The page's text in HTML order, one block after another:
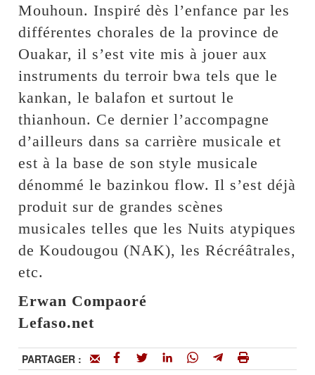
Mouhoun. Inspiré dès l’enfance par les
différentes chorales de la province de
Ouakar, il s’est vite mis à jouer aux
instruments du terroir bwa tels que le
kankan, le balafon et surtout le
thianhoun. Ce dernier l’accompagne
d’ailleurs dans sa carrière musicale et
est à la base de son style musicale
dénommé le bazinkou flow. Il s’est déjà
produit sur de grandes scènes
musicales telles que les Nuits atypiques
de Koudougou (NAK), les Récréâtrales,
etc.
Erwan Compaoré
Lefaso.net
PARTAGER :